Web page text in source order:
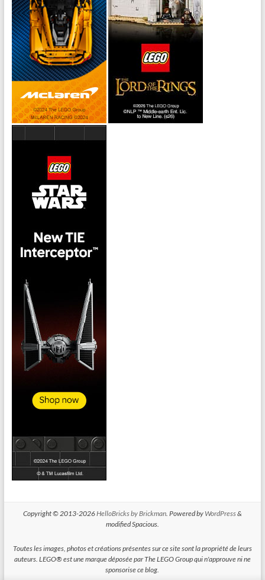
Copyright © 2013-2026HelloBricks by Brickman. Powered by WordPress&
modified Spacious.
Toutes les images, photos et créations présentes sur ce site sont la propriété de leurs
auteurs. LEGO® est une marque déposée par The LEGO Group qui n'approuve ni ne
sponsorise ce blog.